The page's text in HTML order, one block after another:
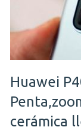
Huawei
cerámica